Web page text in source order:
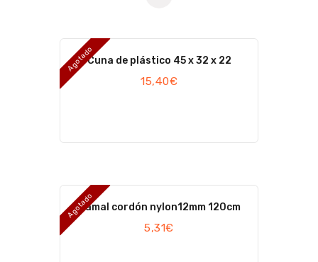
AgotadoCuna de plástico 45 x 32 x 22
15,40€
Agotado
Ramal cordón nylon12mm 120cm
5,31€